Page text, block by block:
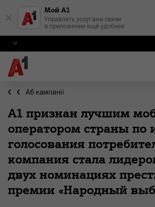
Мой А1
Управлять услугами связи
в приложении ещё удобнее
Аб кампаніі
А1 признан лучшим
оператором страны по
голосования
компания стала
двух номинациях
премии «Народный